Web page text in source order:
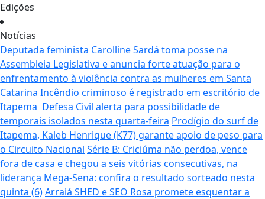
Edições
Notícias
Deputada feminista Carolline Sardá toma posse na
Assembleia Legislativa e anuncia forte atuação para o
enfrentamento à violência contra as mulheres em Santa
Catarina Incêndio criminoso é registrado em escritório de
Itapema Defesa Civil alerta para possibilidade de
temporais isolados nesta quarta-feira Prodígio do surf de
Itapema, Kaleb Henrique (K77) garante apoio de peso para
o Circuito Nacional Série B: Criciúma não perdoa, vence
fora de casa e chegou a seis vitórias consecutivas, na
liderança Mega-Sena: confira o resultado sorteado nesta
quinta (6)Arraiá SHED e SEO Rosa promete esquentar a